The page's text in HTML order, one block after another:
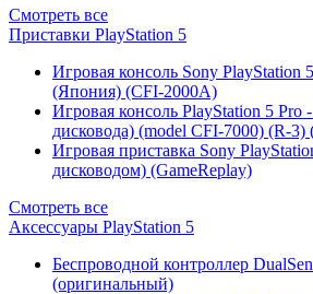
Смотреть все
Приставки PlayStation 5
Игровая консоль Sony PlayStation
(Япония) (CFI-2000A)
Игровая консоль PlayStation 5 Pro
дисковода) (model CFI-7000) (R-
Игровая приставка Sony
дисководом) (GameReplay)
Смотреть все
Аксессуары PlayStation 5
Беспроводной контроллер
(оригинальный)